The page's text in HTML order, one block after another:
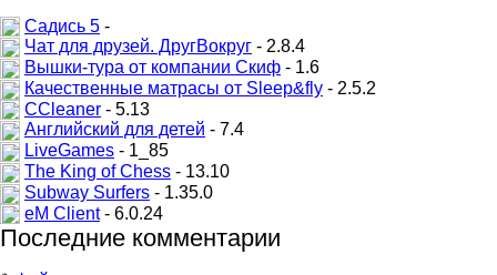
Садись 5 -
Чат для друзей. ДругВокруг - 2.8.4
Вышки-тура от компании Скиф - 1.6
Качественные матрасы от Sleep&fly - 2.5.2
CCleaner - 5.13
Английский для детей - 7.4
LiveGames - 1_85
The King of Chess - 13.10
Subway Surfers - 1.35.0
eM Client- 6.0.24
Последние комментарии